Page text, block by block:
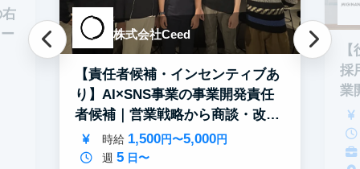
株式会社Ceed
【責任者候補・インセンティブあ
り】AI×SNS事業の事業開発責任
者候補｜営業戦略から商談・改善
まで時給 1,500円〜5,000円
週 5日〜
採
業